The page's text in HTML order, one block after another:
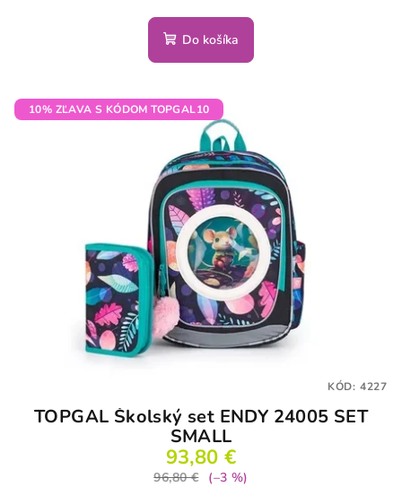
Do košíka
10% ZĽAVA S KÓDOM TOPGAL10
TOPGAL Školský set ENDY 24005 SET
SMALL
93,80 €
96,80 €
(–3 %)
KÓD: 4227